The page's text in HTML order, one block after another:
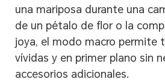
una mariposa durante una
de un pétalo de flor o la
joya, el modo macro permite
vívidas y en primer plano sin
accesorios adicionales.